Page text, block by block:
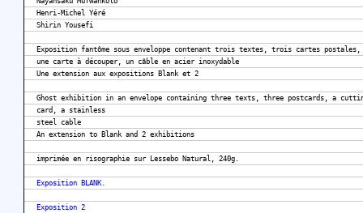
Henri-Michel Yéré
Shirin Yousefi
Exposition fantôme sous enveloppe contenant trois textes, trois cartes postales,
une carte à découper, un câble en acier inoxydable
Une extension aux expositions Blank et 2
Ghost exhibition in an envelope containing three texts, three postcards, a
card, a stainless
steel cable
An extension to Blank and 2 exhibitions
imprimée en risographie sur Lessebo Natural, 240g.
Exposition BLANK.
Exposition 2